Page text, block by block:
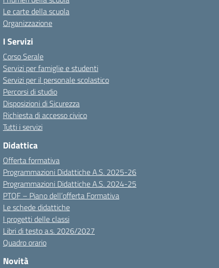
Le carte della scuola
Organizzazione
I Servizi
Corso Serale
Servizi per famiglie e studenti
Servizi per il personale scolastico
Percorsi di studio
Disposizioni di Sicurezza
Richiesta di accesso civico
Tutti i servizi
Didattica
Offerta formativa
Programmazioni Didattiche A.S. 2025-26
Programmazioni Didattiche A.S. 2024-25
PTOF – Piano dell’offerta Formativa
Le schede didattiche
I progetti delle classi
Libri di testo a.s. 2026/2027
Quadro orario
Novità